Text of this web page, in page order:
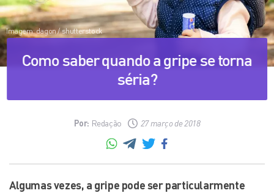
Imagem: dagon / shutterstock
Como saber quando a gripe se torna
séria?
Por: Redação 27 março de 2018
Algumas vezes, a gripe pode ser particularmente